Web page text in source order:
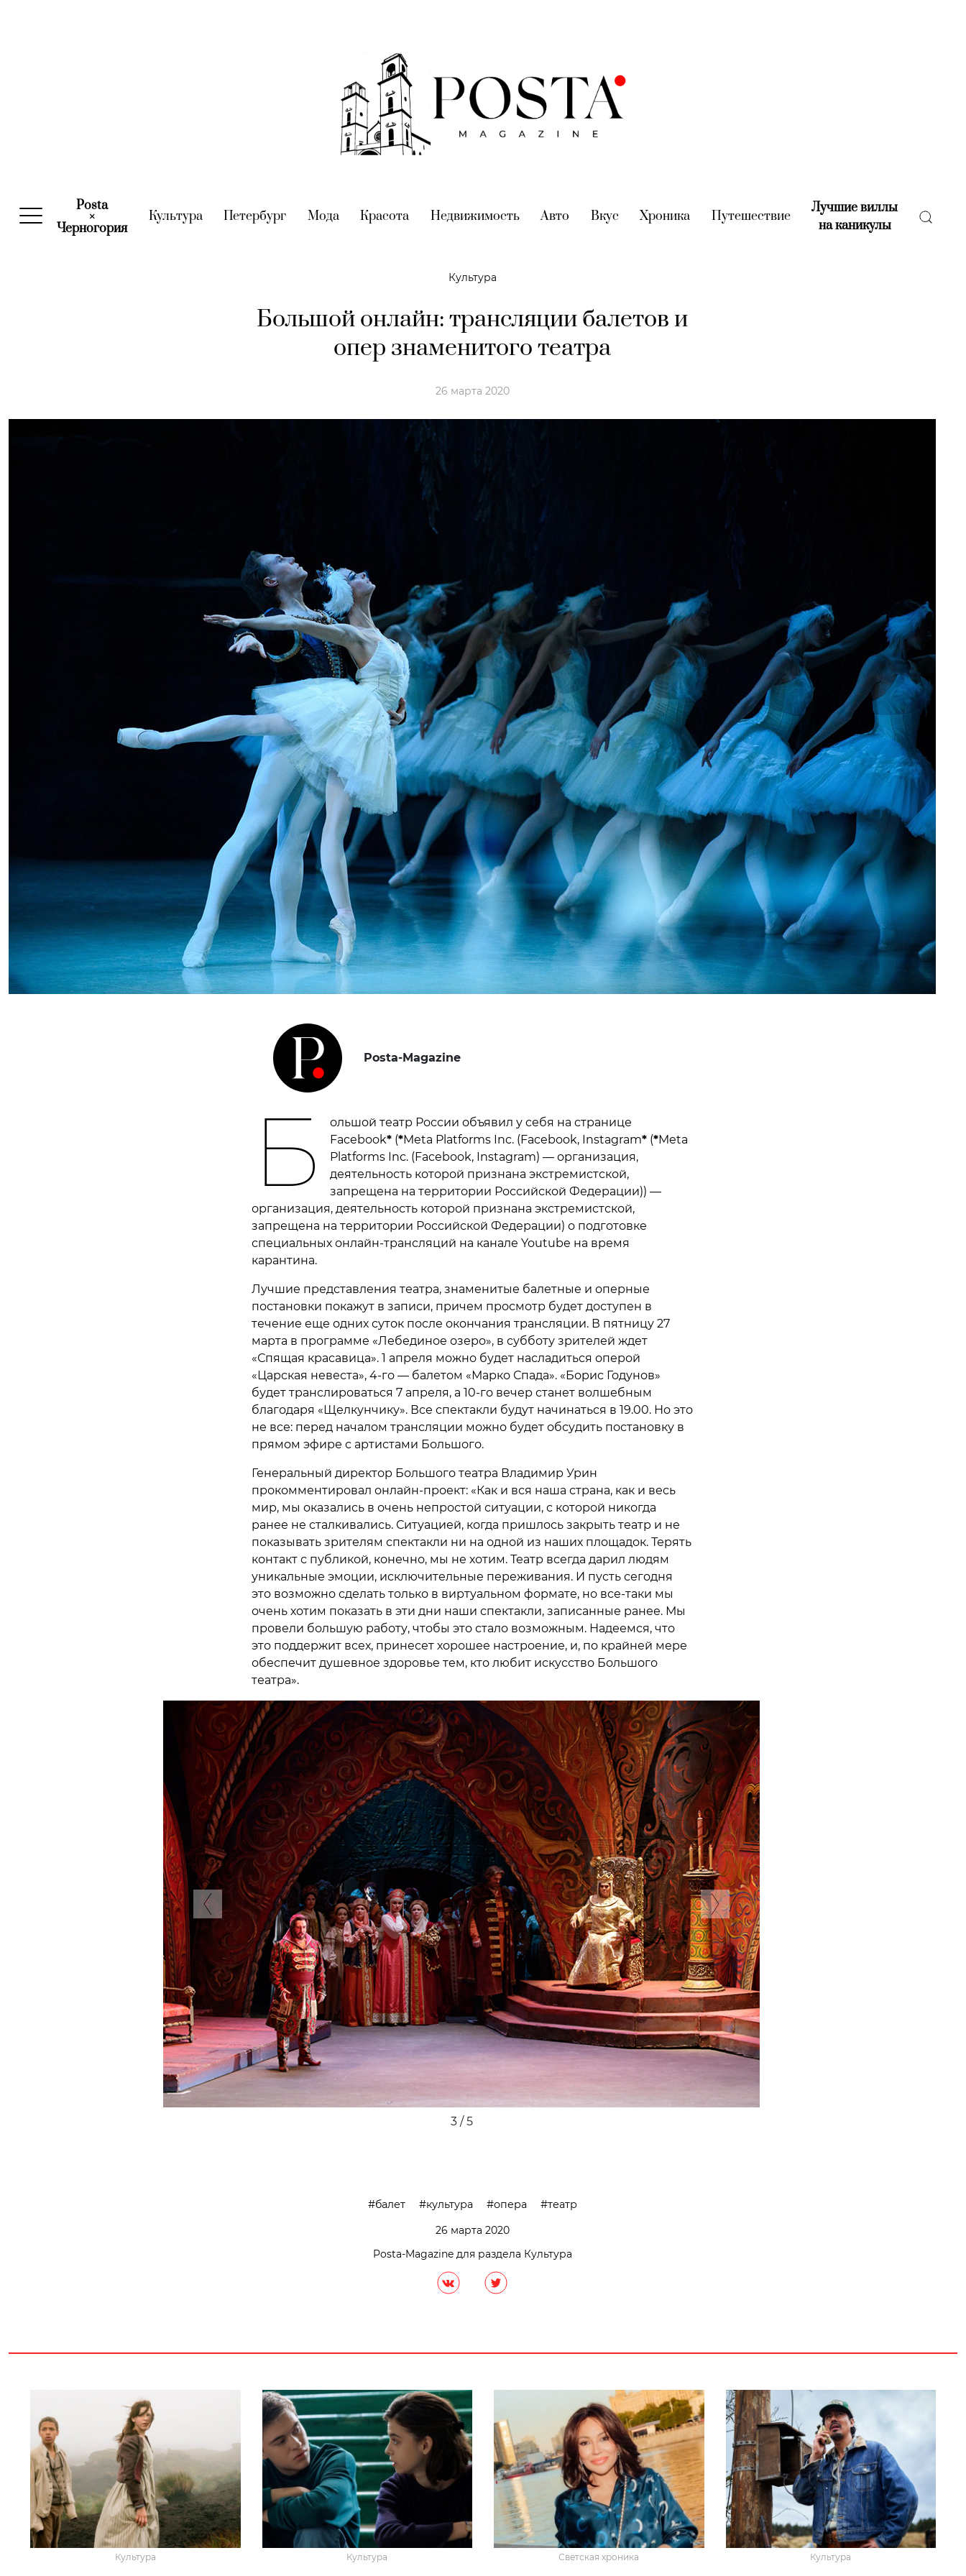
Posta
×
Черногория(current)
Культура(current)
Петербург (current)
Мода(current)
Красота (current)
Недвижимость(current)
Авто (current)
Вкус (current)
Хроника (current)
Путешествие(current)
Лучшие виллы
на каникулы(current)
Культура
Большой онлайн: трансляции балетов и
опер знаменитого театра
26 марта 2020
Posta-Magazine
Б
ольшой театр России объявил у себя на странице
Facebook*(*Meta Platforms Inc. (Facebook, Instagram*(*Meta
Platforms Inc. (Facebook, Instagram) — организация,
деятельность которой признана экстремистской,
запрещена на территории Российской Федерации)) —
организация, деятельность которой признана экстремистской,
запрещена на территории Российской Федерации) о подготовке
специальных онлайн-трансляций на канале Youtube на время
карантина.
Лучшие представления театра, знаменитые балетные и оперные
постановки покажут в записи, причем просмотр будет доступен в
течение еще одних суток после окончания трансляции. В пятницу 27
марта в программе «Лебединое озеро», в субботу зрителей ждет
«Спящая красавица». 1 апреля можно будет насладиться оперой
«Царская невеста», 4-го — балетом «Марко Спада». «Борис Годунов»
будет транслироваться 7 апреля, а 10-го вечер станет волшебным
благодаря «Щелкунчику». Все спектакли будут начинаться в 19.00. Но это
не все: перед началом трансляции можно будет обсудить постановку в
прямом эфире с артистами Большого.
Генеральный директор Большого театра Владимир Урин
прокомментировал онлайн-проект: «Как и вся наша страна, как и весь
мир, мы оказались в очень непростой ситуации, с которой никогда
ранее не сталкивались. Ситуацией, когда пришлось закрыть театр и не
показывать зрителям спектакли ни на одной из наших площадок. Терять
контакт с публикой, конечно, мы не хотим. Театр всегда дарил людям
уникальные эмоции, исключительные переживания. И пусть сегодня
это возможно сделать только в виртуальном формате, но все-таки мы
очень хотим показать в эти дни наши спектакли, записанные ранее. Мы
провели большую работу, чтобы это стало возможным. Надеемся, что
это поддержит всех, принесет хорошее настроение, и, по крайней мере
обеспечит душевное здоровье тем, кто любит искусство Большого
театра».
Previous Next
4 / 5
балет культура опера
театр
26 марта 2020
Posta-Magazine для раздела Культура
Культура Культура Светская хроника Культура